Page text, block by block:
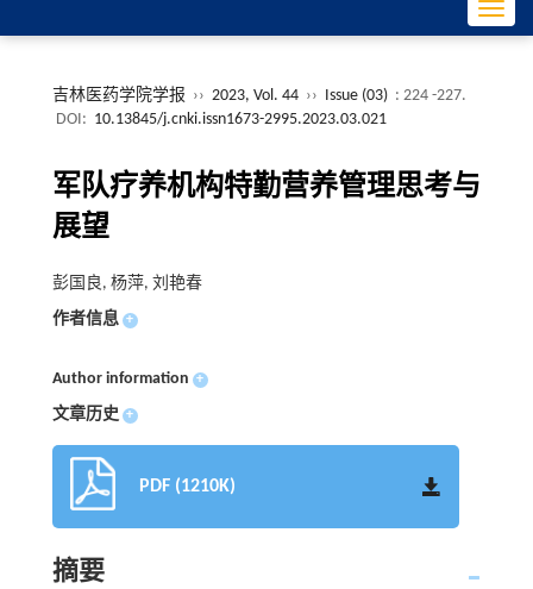
吉林医药学院学报 ›› 2023, Vol. 44 ›› Issue (03) : 224 -227.
DOI: 10.13845/j.cnki.issn1673-2995.2023.03.021
军队疗养机构特勤营养管理思考与
展望
彭国良, 杨萍, 刘艳春
作者信息 +
Author information +
文章历史 +
PDF (1210K)
摘要